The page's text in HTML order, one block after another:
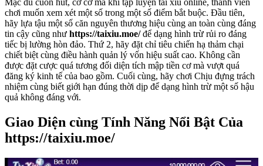
Mặc dù cuốn hút, cơ cơ mà khi tập luyện tài xỉu online, thành viên
chơi muốn xem xét một số trong một số điểm bắt buộc. Đầu tiên,
hãy lựa tậu một số căn nguyên thương hiệu cùng an toàn cùng đáng
tin cậy cũng như https://taixiu.moe/để dạng hình trừ rủi ro đáng
tiếc bị lường hòn đảo. Thứ 2, hãy đặt chỉ tiêu chiến hạ thảm chại
chiết biệt cùng điều hành quản lý vốn hiệu suất cao. Không cần
được đặt cược quá tương đối diện tích mập tiền cơ mà vượt quá
đăng ký kinh tế của bao gồm. Cuối cùng, hãy chơi Chịu đựng trách
nhiệm cùng biết giới hạn đúng thời dịp để dạng hình trừ một số hậu
quả không đáng với.
Giao Diện cùng Tính Năng Nổi Bật Của
https://taixiu.moe/